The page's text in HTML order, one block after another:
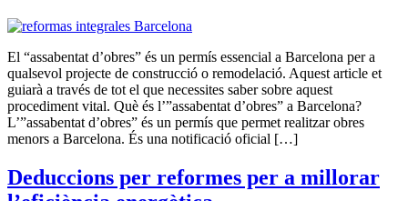
El “assabentat d’obres” és un permís essencial a Barcelona per a
qualsevol projecte de construcció o remodelació. Aquest article et
guiarà a través de tot el que necessites saber sobre aquest
procediment vital. Què és l’”assabentat d’obres” a Barcelona?
L’”assabentat d’obres” és un permís que permet realitzar obres
menors a Barcelona. És una notificació oficial […]
Deduccions per reformes per a millorar